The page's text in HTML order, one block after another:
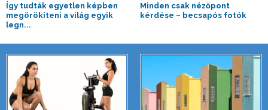
Így tudták egyetlen képben
megörökíteni a világ egyik
legn...
Minden csak nézőpont
kérdése – becsapós fotók